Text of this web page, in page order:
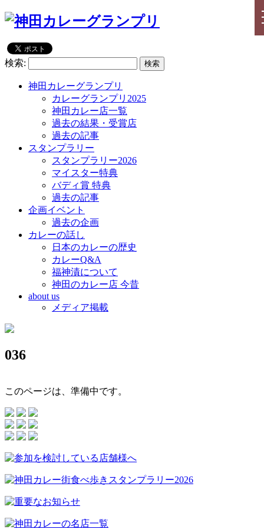
検索:
神田カレーグランプリ
カレーグランプリ2025
神田カレー店一覧
過去の結果・受賞店
過去の記事
スタンプラリー
スタンプラリー2026
マイスター特典
バディ賞 特典
過去の記事
企画イベント
過去の企画
カレーの話し
日本のカレーの歴史
カレーQ&A
福神漬について
神田のカレー店 今昔
about us
メディア掲載
036
このページは、準備中です。